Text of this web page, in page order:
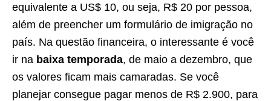
equivalente a US$ 10, ou seja, R$ 20 por pessoa,
além de preencher um formulário de imigração no
país. Na questão financeira, o interessante é você
ir na baixa temporada, de maio a dezembro, que
os valores ficam mais camaradas. Se você
planejar consegue pagar menos de R$ 2.900, para